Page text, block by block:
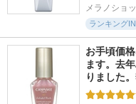
メラノショ
ランキングIN
お手頃価
ます。去
りました